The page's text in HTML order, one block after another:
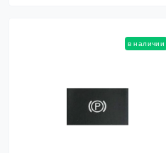
в наличии